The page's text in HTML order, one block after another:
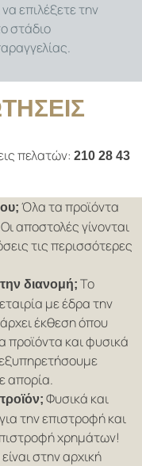
επιλέξετε την
στάδιο
πελατών: 210 28 43
Όλα τα προϊόντα
αποστολές γίνονται
τις περισσότερες
διανομή; Το
με έδρα την
έκθεση όπου
προϊόντα και φυσικά
απορία.
Φυσικά και
την επιστροφή και
χρημάτων!
στην αρχική